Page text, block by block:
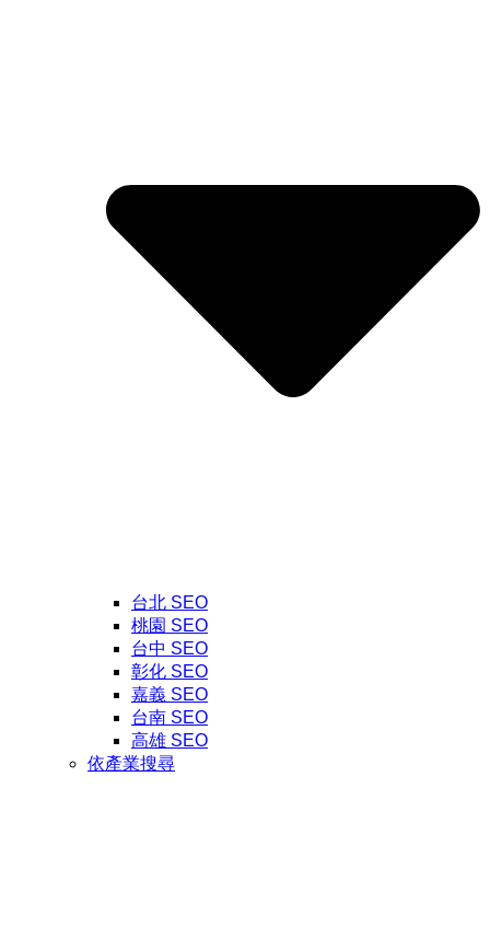
台北 SEO
桃園 SEO
台中 SEO
彰化 SEO
嘉義 SEO
台南 SEO
高雄 SEO
依產業搜尋